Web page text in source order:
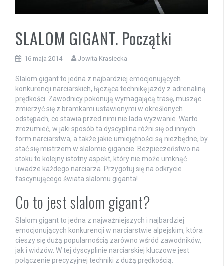
SLALOM GIGANT. Początki
16 maja 2014 Jowita Krasiecka
Slalom gigant to jedna z najbardziej emocjonujących
konkurencji narciarskich, łącząca technikę jazdy z adrenaliną
prędkości. Zawodnicy pokonują wymagającą trasę, musząc
zmierzyć się z bramkami ustawionymi w określonych
odstępach, co stawia przed nimi nie lada wyzwanie. Warto
zrozumieć, w jaki sposób ta dyscyplina różni się od innych
form narciarstwa, a także jakie umiejętności są niezbędne, by
stać się mistrzem w slalomie gigancie. Bezpieczeństwo na
stoku to kolejny istotny aspekt, który nie może umknąć
uwadze każdego narciarza. Przygotuj się na odkrycie
fascynującego świata slalomu giganta!
Co to jest slalom gigant?
Slalom gigant to jedna z najważniejszych i najbardziej
emocjonujących konkurencji w narciarstwie alpejskim, która
cieszy się dużą popularnością zarówno wśród zawodników,
jak i widzów. W tej dyscyplinie narciarskiej kluczowe jest
połączenie precyzyjnej techniki z dużą prędkością.